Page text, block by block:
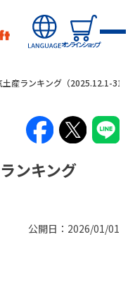
オンラインショップ
産ランキング（2025.12.1-31）
ンキング
公開日：2026/01/01